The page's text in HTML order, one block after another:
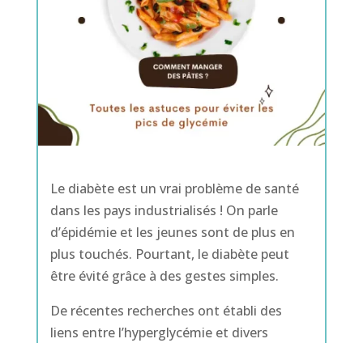
Le diabète est un vrai problème de santé
dans les pays industrialisés ! On parle
d’épidémie et les jeunes sont de plus en
plus touchés. Pourtant, le diabète peut
être évité grâce à des gestes simples.
De récentes recherches ont établi des
liens entre l’hyperglycémie et divers